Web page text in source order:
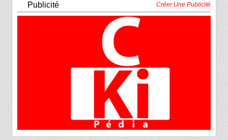
Publicité Créer Une Publicité